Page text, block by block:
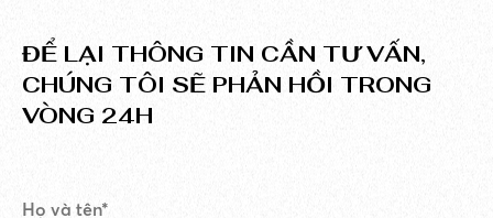
ĐỂ LẠI THÔNG TIN CẦN TƯ VẤN,
CHÚNG TÔI SẼ PHẢN HỒI TRONG
VÒNG 24H